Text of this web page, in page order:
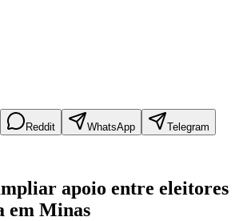
Reddit WhatsApp Telegram
apoio entre eleitores
em Minas